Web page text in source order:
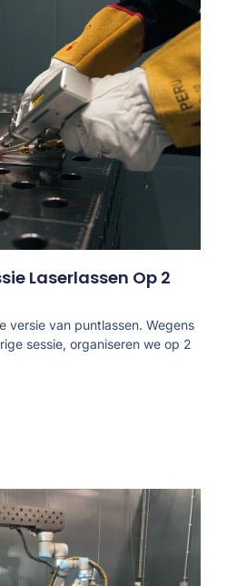
Laserlassen Op 2
versie van puntlassen. Wegens
sessie, organiseren we op 2